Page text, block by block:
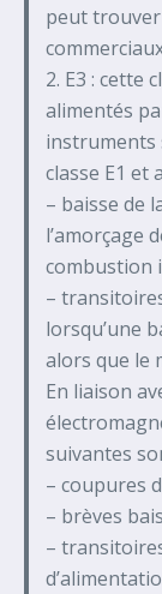
peut
2. E3 : cette
alimentés
instruments
classe E1 et
– baisse de
l’amorçage
combustion
–
lorsqu’une
alors que le
En liaison
suivantes
– coupures
– brèves
–